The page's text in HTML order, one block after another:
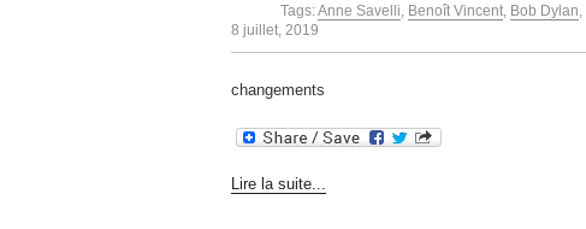
Tags:Anne Savelli Benoît Vincent Bob Dylan
8 juillet, 2019
changements
Lire la suite...